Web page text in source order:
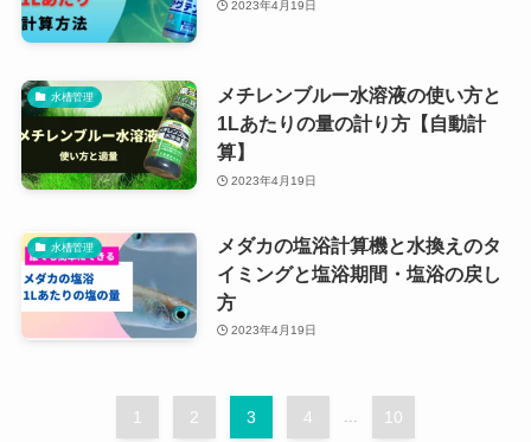
2023年4月19日
水槽管理
メチレンブルー水溶液の使い方と
1Lあたりの量の計り方【自動計
算】
2023年4月19日
水槽管理
メダカの塩浴計算機と水換えのタ
イミングと塩浴期間・塩浴の戻し
方
2023年4月19日
1 2 3 4 ... 10